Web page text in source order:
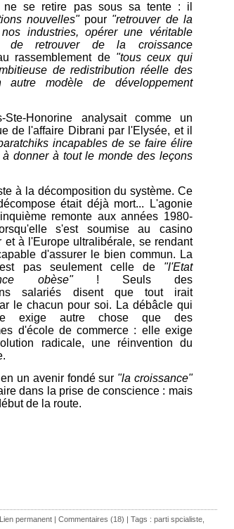
ne se retire pas sous sa tente : il
nouvelles" pour "retrouver de la
industries, opérer une véritable
de retrouver de la croissance
rassemblement de "tous ceux qui
de redistribution réelle des
autre modèle de développement
Honorine analysait comme un
de l'affaire Dibrani par l'Elysée, et il
incapables de se faire élire
donner à tout le monde des leçons
à la décomposition du système. Ce
était déjà mort... L'agonie
remonte aux années 1980-
s'est soumise au casino
et à l'Europe ultralibérale, se rendant
d'assurer le bien commun. La
pas seulement celle de"l'Etat
obèse"! Seuls des
salariés disent que tout irait
le chacun pour soi. La débâcle qui
exige autre chose que des
d'école de commerce : elle exige
radicale, une réinvention du
un avenir fondé sur "la croissance"
dans la prise de conscience : mais
de la route.
Lien permanent | Commentaires (18) | Tags : parti spcialiste